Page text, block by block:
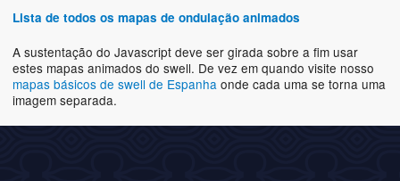
Lista de todos os mapas de ondulação animados
A sustentação do Javascript deve ser girada sobre a fim usar
estes mapas animados do swell. De vez em quando visite nosso
mapas básicos de swell de Espanha onde cada uma se torna uma
imagem separada.